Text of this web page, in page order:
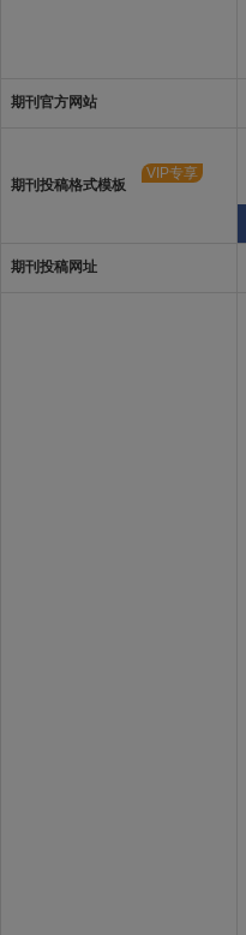
期刊官方网站
期刊投稿格式模板
VIP专享
期刊投稿网址